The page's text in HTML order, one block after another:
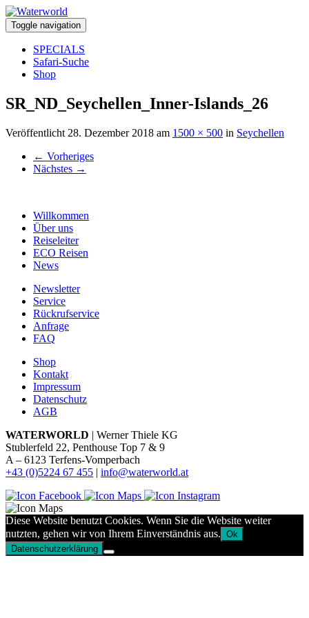
Toggle navigation
SPECIALS
Safari-Suche
Shop
SR_ND_Seychellen_Inner-Islands_26
Veröffentlicht 28. Dezember 2018 am 1500 × 500 in Seychellen
← Vorheriges
Nächstes →
Willkommen
Über uns
Reiseleiter
ECO Reisen
News
Newsletter
Service
Rückrufservice
Anfrage
FAQ
Shop
Kontakt
Impressum
Datenschutz
AGB
WATERWORLD | Werner Thiele KG
Stublerfeld 22, Penthouse Top 7 & 9
A – 6123 Terfens-Vomperbach
+43 (0)5224 67 455 | info@waterworld.at
Diese Website benutzt Cookies. Wenn Sie die Website weiter
nutzten, gehen wir von Ihrem Einverständnis aus. Ok
Datenschutzerklärung